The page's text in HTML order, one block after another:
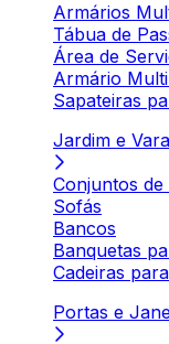
Armários
Tábua de
Área de
Armário
Sapateiras
Jardim e
Conjuntos
Sofás
Bancos
Banquetas
Cadeiras
Portas e